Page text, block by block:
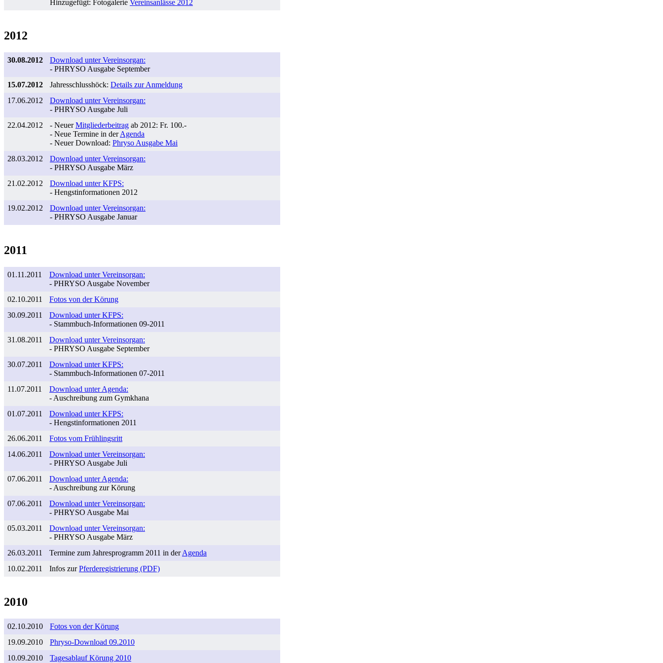
Hinzugefügt: Fotogalerie Vereinsanlässe 2012
2012
30.08.2012
Download unter Vereinsorgan:
- PHRYSO Ausgabe September
15.07.2012
Jahresschlusshöck: Details zur Anmeldung
17.06.2012
Download unter Vereinsorgan:
- PHRYSO Ausgabe Juli
22.04.2012
- NeuerMitgliederbeitrag ab 2012: Fr. 100.-
- Neue Termine in derAgenda
- Neuer Download: Phryso Ausgabe Mai
28.03.2012
Download unter Vereinsorgan:
- PHRYSO Ausgabe März
21.02.2012
Download unter KFPS:
- Hengstinformationen 2012
19.02.2012
Download unter Vereinsorgan:
- PHRYSO Ausgabe Januar
2011
01.11.2011
Download unter Vereinsorgan:
- PHRYSO Ausgabe November
02.10.2011
Fotos von der Körung
30.09.2011
Download unter KFPS:
- Stammbuch-Informationen 09-2011
31.08.2011
Download unter Vereinsorgan:
- PHRYSO Ausgabe September
30.07.2011
Download unter KFPS:
- Stammbuch-Informationen 07-2011
11.07.2011
Download unter Agenda:
- Auschreibung zum Gymkhana
01.07.2011
Download unter KFPS:
- Hengstinformationen 2011
26.06.2011
Fotos vom Frühlingsritt
14.06.2011
Download unter Vereinsorgan:
- PHRYSO Ausgabe Juli
07.06.2011
Download unter Agenda:
- Auschreibung zur Körung
07.06.2011
Download unter Vereinsorgan:
- PHRYSO Ausgabe Mai
05.03.2011
Download unter Vereinsorgan:
- PHRYSO Ausgabe März
26.03.2011
Termine zum Jahresprogramm 2011 in derAgenda
10.02.2011
Infos zurPferderegistrierung (PDF)
2010
02.10.2010
Fotos von der Körung
19.09.2010
Phryso-Download 09.2010
10.09.2010
Tagesablauf Körung 2010